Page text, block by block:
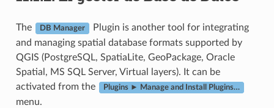
The DB Manager
Plugin is another tool for integrating
and managing spatial database formats supported by
QGIS (PostgreSQL, SpatiaLite, GeoPackage, Oracle
Spatial, MS SQL Server, Virtual layers). It can be
activated from the
Plugins ► Manage and Install Plugins…
menu.